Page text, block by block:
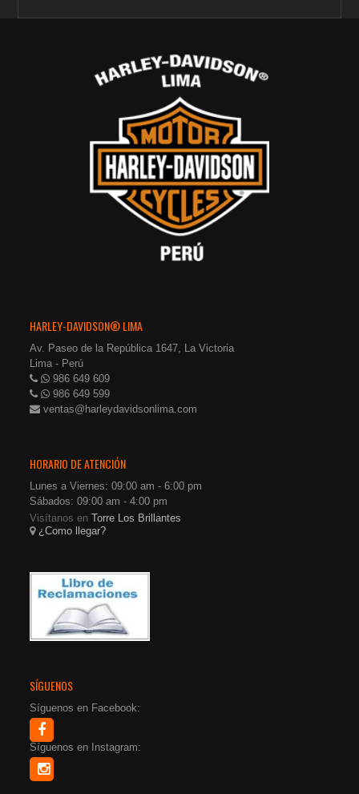
HARLEY-DAVIDSON® LIMA
Av. Paseo de la República 1647, La Victoria
Lima - Perú
986 649 609
986 649 599
ventas@harleydavidsonlima.com
HORARIO DE ATENCIÓN
Lunes a Viernes: 09:00 am - 6:00 pm
Sábados: 09:00 am - 4:00 pm
Visítanos enTorre Los Brillantes
¿Como llegar?
SÍGUENOS
Síguenos en Facebook:
Síguenos en Instagram: